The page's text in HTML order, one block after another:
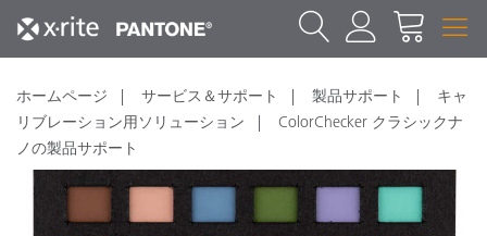
ホームページ サービス＆サポート 製品サポート
キャ
リブレーション用ソリューション
ColorChecker クラシックナ
ノの製品サポート